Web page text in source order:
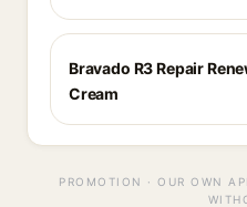
Bravado R3 Repair
Cream
PROMOTION · OUR OWN